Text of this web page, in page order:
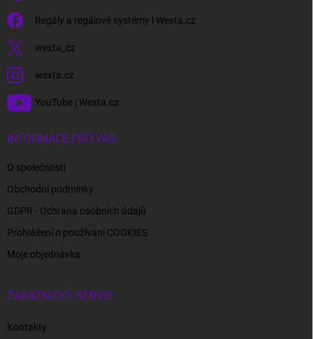
Regály a regálové systémy l Wexta.cz
wexta_cz
wexta.cz
YouTube | Wexta.cz
INFORMACE PRO VÁS
O společnosti
Obchodní podmínky
GDPR - Ochrana osobních údajů
Prohlášení o používání COOKIES
Moje objednávka
ZÁKAZNICKÝ SERVIS
Kontakty